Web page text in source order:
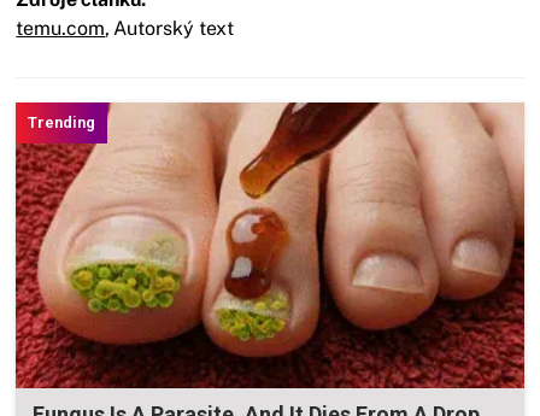
temu.com, Autorský text